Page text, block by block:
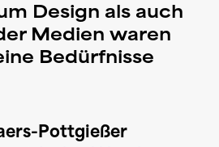
Design als auch
Medien waren
Bedürfnisse
Pottgießer